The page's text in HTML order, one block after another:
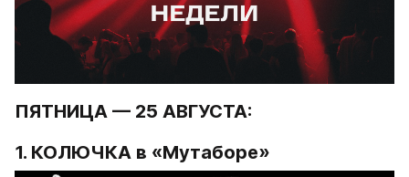
ПЯТНИЦА — 25 АВГУСТА:
1. КОЛЮЧКА в «Мутаборе»